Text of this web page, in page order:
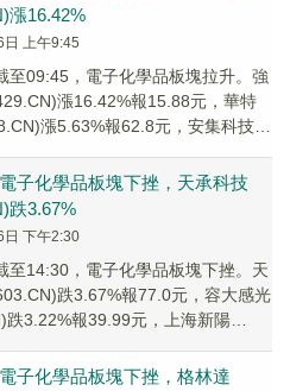
漲16.42%
上午9:45
至09:45，電子化學品板塊拉升。強
漲16.42%報15.88元，華特
漲5.63%報62.8元，安集科技
電子化學品板塊下挫，天承科技
跌3.67%
下午2:30
至14:30，電子化學品板塊下挫。天
跌3.67%報77.0元，容大感光
跌3.22%報39.99元，上海新陽
電子化學品板塊下挫，格林達